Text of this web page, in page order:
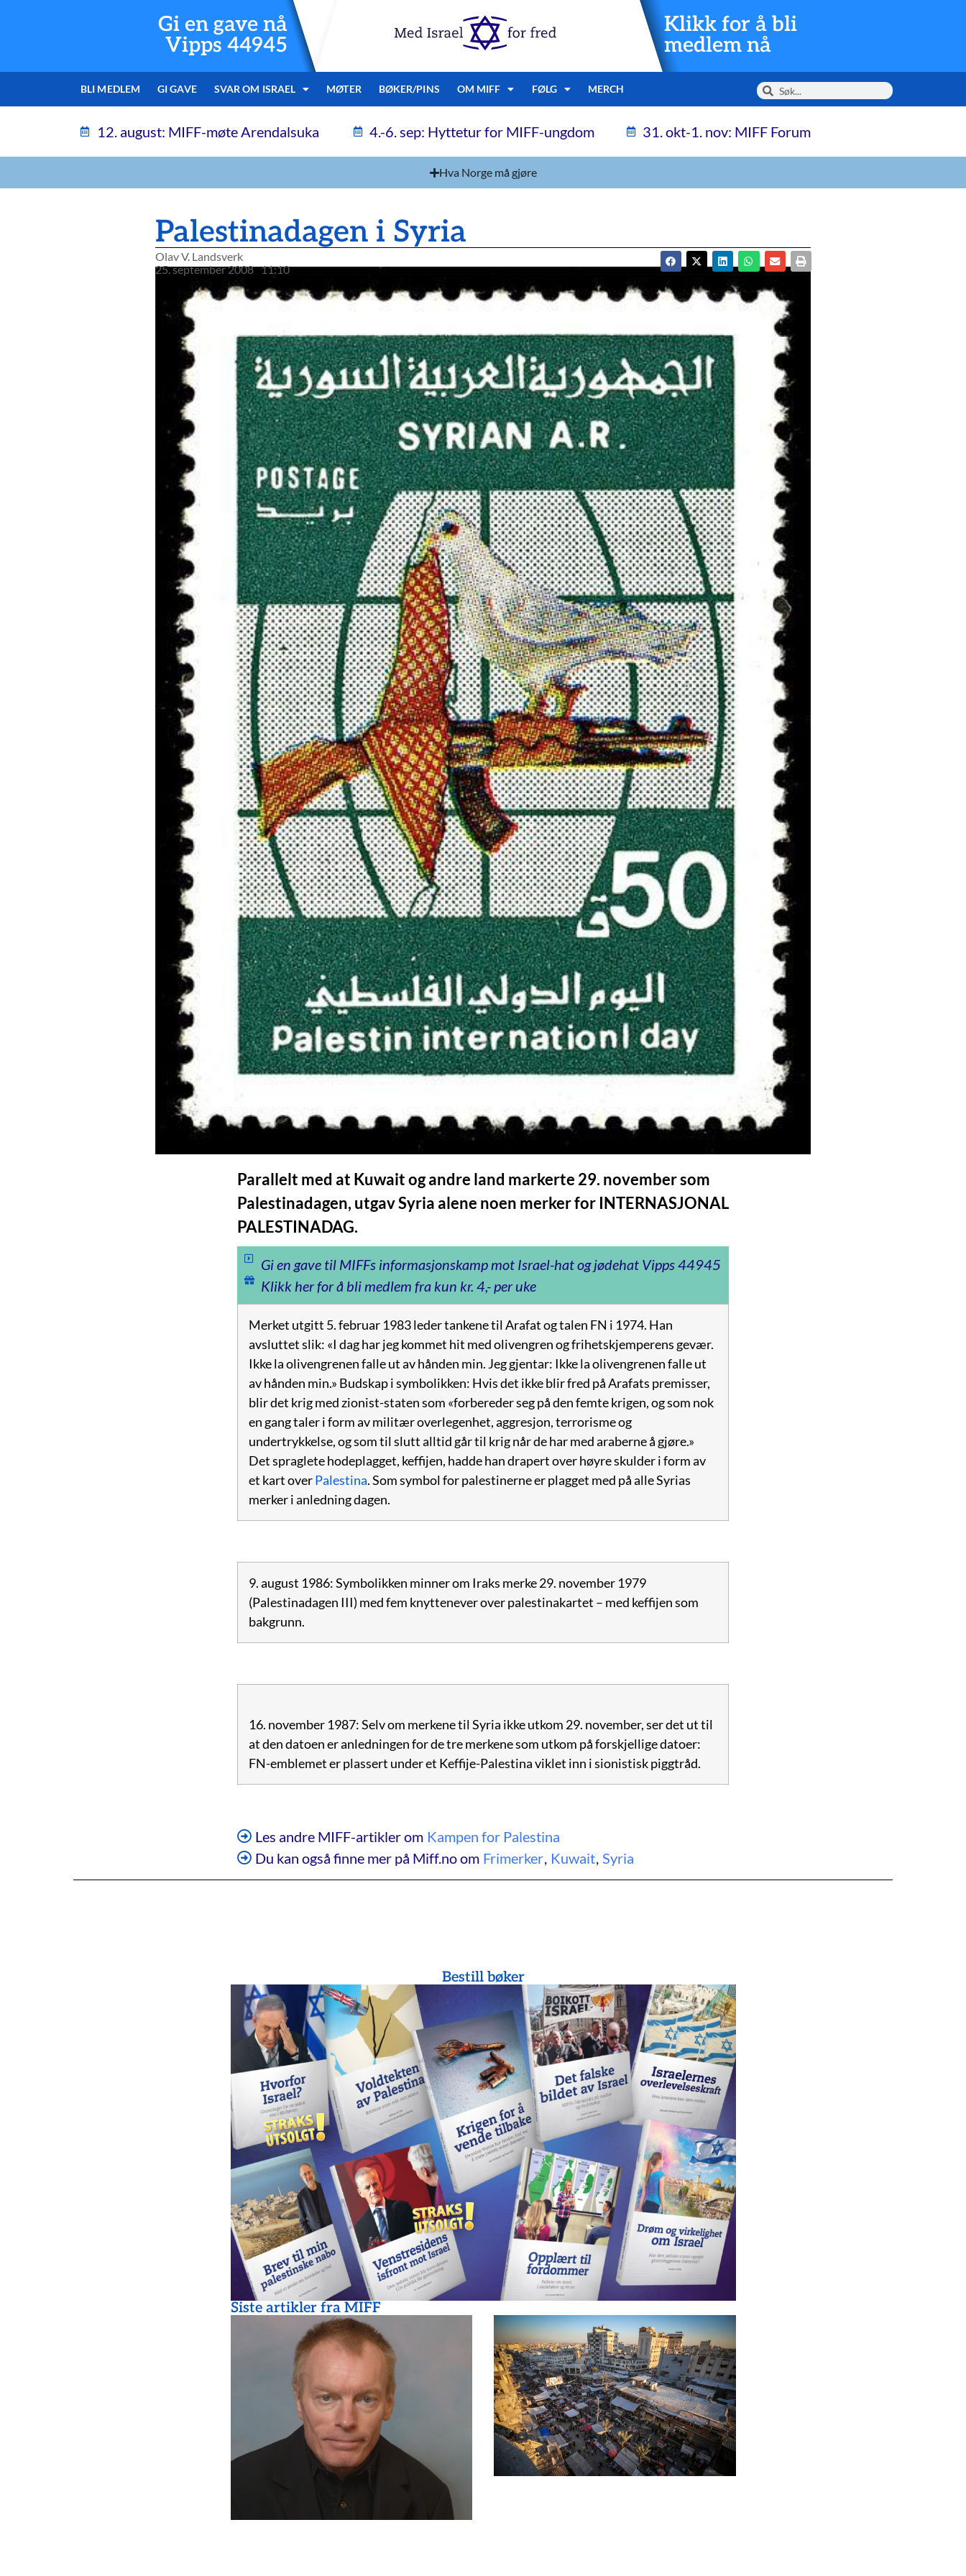
Gi en gave nå
Vipps 44945
Klikk for å bli
medlem nå
BLI MEDLEM GI GAVE SVAR OM ISRAEL MØTER BØKER/PINS OM MIFF FØLG MERCH
12. august: MIFF-møte Arendalsuka 4.-6. sep: Hyttetur for MIFF-ungdom 31. okt-1. nov: MIFF Forum
Hva Norge må gjøre
Palestinadagen i Syria
Olav V. Landsverk
25. september 2008 11:10
Parallelt med at Kuwait og andre land markerte 29. november som
Palestinadagen, utgav Syria alene noen merker for INTERNASJONAL
PALESTINADAG.
Gi en gave til MIFFs informasjonskamp mot Israel-hat og jødehat Vipps 44945
Klikk her for å bli medlem fra kun kr. 4,- per uke
Merket utgitt 5. februar 1983 leder tankene til Arafat og talen FN i 1974. Han
avsluttet slik: «I dag har jeg kommet hit med olivengren og frihetskjemperens gevær.
Ikke la olivengrenen falle ut av hånden min. Jeg gjentar: Ikke la olivengrenen falle ut
av hånden min.» Budskap i symbolikken: Hvis det ikke blir fred på Arafats premisser,
blir det krig med zionist-staten som «forbereder seg på den femte krigen, og som nok
en gang taler i form av militær overlegenhet, aggresjon, terrorisme og
undertrykkelse, og som til slutt alltid går til krig når de har med araberne å gjøre.»
Det spraglete hodeplagget, keffijen, hadde han drapert over høyre skulder i form av
et kart overPalestina. Som symbol for palestinerne er plagget med på alle Syrias
merker i anledning dagen.
9. august 1986: Symbolikken minner om Iraks merke 29. november 1979
(Palestinadagen III) med fem knyttenever over palestinakartet – med keffijen som
bakgrunn.
16. november 1987: Selv om merkene til Syria ikke utkom 29. november, ser det ut til
at den datoen er anledningen for de tre merkene som utkom på forskjellige datoer:
FN-emblemet er plassert under et Keffije-Palestina viklet inn i sionistisk piggtråd.
Les andre MIFF-artikler om Kampen for Palestina
Du kan også finne mer på Miff.no om Frimerker, Kuwait, Syria
Bestill bøker
Siste artikler fra MIFF